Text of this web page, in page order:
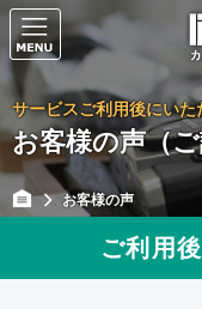
サービスご利用後にいた
お客様の声（
お客様の声
ご利用